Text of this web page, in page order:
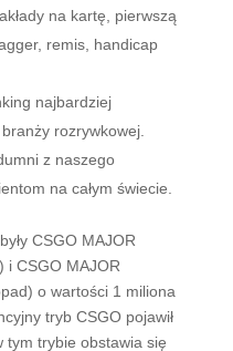
na kartę, pierwszą
remis, handicap
najbardziej
rozrywkowej.
z naszego
na całym świecie.
CSGO MAJOR
i CSGO MAJOR
o wartości 1 miliona
tryb CSGO pojawił
tym trybie obstawia się